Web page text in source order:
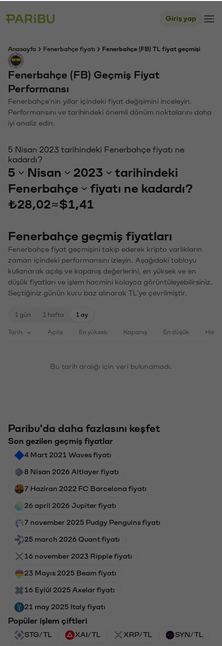
Giriş yap
Anasayfa Fenerbahçe fiyatı Fenerbahçe (FB) TL fiyat geçmişi
Fenerbahçe (FB) Geçmiş Fiyat
Performansı
Fenerbahçe'nin yıllar içindeki fiyat değişimini inceleyin.
Performansını ve tarihindeki önemli dönüm noktalarını daha
iyi analiz edin.
5 Nisan 2023 tarihindeki Fenerbahçe fiyatı ne
kadardı?
5 Nisan 2023
tarihindeki
Fenerbahçe
fiyatı ne kadardı?
₺28,02≈$1,41
Fenerbahçe geçmiş fiyatları
Fenerbahçe fiyat geçmişini takip ederek kripto varlıkların
zaman içindeki performansını izleyin. Aşağıdaki tabloyu
kullanarak açılış ve kapanış değerlerini, en yüksek ve en
düşük fiyatları ve işlem hacmini kolayca görüntüleyebilirsiniz.
Seçtiğiniz günün kuru baz alınarak TL'ye çevrilmiştir.
1 gün 1 hafta 1 ay
Tarih Açılış En yüksek Kapanış En düşük
Bu tarih aralığı için veri bulunamadı.
Paribu'da daha fazlasını keşfet
Son gezilen geçmiş fiyatlar
4 Mart 2021 Waves fiyatı
8 Nisan 2026 Altlayer fiyatı
7 Haziran 2022 FC Barcelona fiyatı
26 april 2026 Jupiter fiyatı
7 november 2025 Pudgy Penguins fiyatı
25 march 2026 Quant fiyatı
16 november 2023 Ripple fiyatı
23 Mayıs 2025 Beam fiyatı
16 Eylül 2025 Axelar fiyatı
21 may 2025 Italy fiyatı
Popüler işlem çiftleri
STG/TL XAI/TL XRP/TL SYN/TL